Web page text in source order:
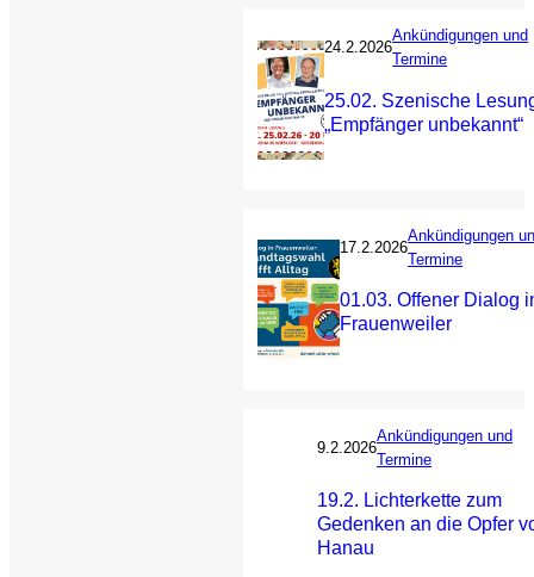
24.2.2026
Ankündigungen und
Termine
25.02. Szenische
„Empfänger unbekannt“
17.2.2026
Ankündigungen
Termine
01.03. Offener Dialog
Frauenweiler
9.2.2026
Ankündigungen und
Termine
19.2. Lichterkette zum
Gedenken an die Opfer
Hanau